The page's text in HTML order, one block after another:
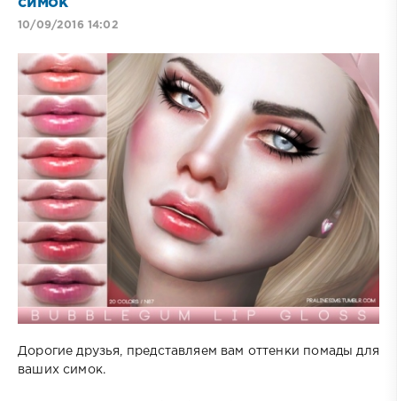
10/09/2016 14:02
Дорогие друзья, представляем вам оттенки помады для
ваших симок.